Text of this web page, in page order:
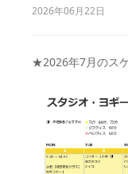
2026年06月22日
★2026年7月のス